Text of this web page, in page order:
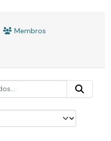
Membros